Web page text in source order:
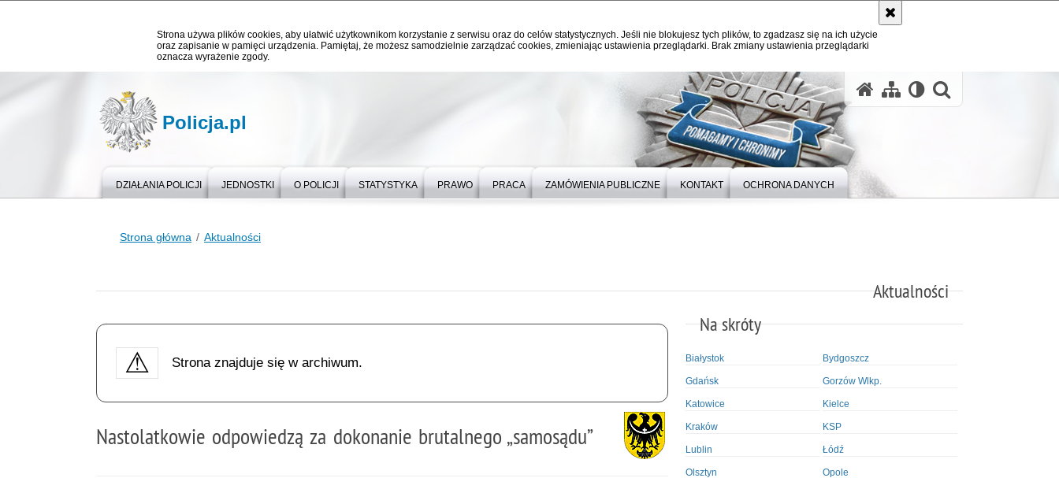
Strona używa plików cookies, aby ułatwić użytkownikom korzystanie z serwisu oraz do celów statystycznych. Jeśli nie blokujesz tych plików, to zgadzasz się na ich użycie
oraz zapisanie w pamięci urządzenia. Pamiętaj, że możesz samodzielnie zarządzać cookies, zmieniając ustawienia przeglądarki. Brak zmiany ustawienia przeglądarki
oznacza wyrażenie zgody.
Policja.pl
DZIAŁANIA POLICJI JEDNOSTKI O POLICJI STATYSTYKA PRAWO PRACA ZAMÓWIENIA PUBLICZNE KONTAKT OCHRONA DANYCH
Strona główna Aktualności
Aktualności
Strona znajduje się w archiwum.
Nastolatkowie odpowiedzą za dokonanie brutalnego „samosądu”
Na skróty
Białystok Bydgoszcz
Gdańsk Gorzów Wlkp.
Katowice Kielce
Kraków KSP
Lublin Łódź
Olsztyn Opole